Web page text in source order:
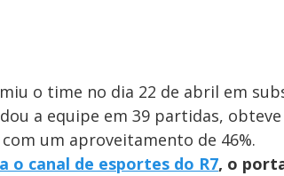
o time no dia 22 de abril em
a equipe em 39 partidas,
um aproveitamento de 46%.
o canal de esportes do R7, o